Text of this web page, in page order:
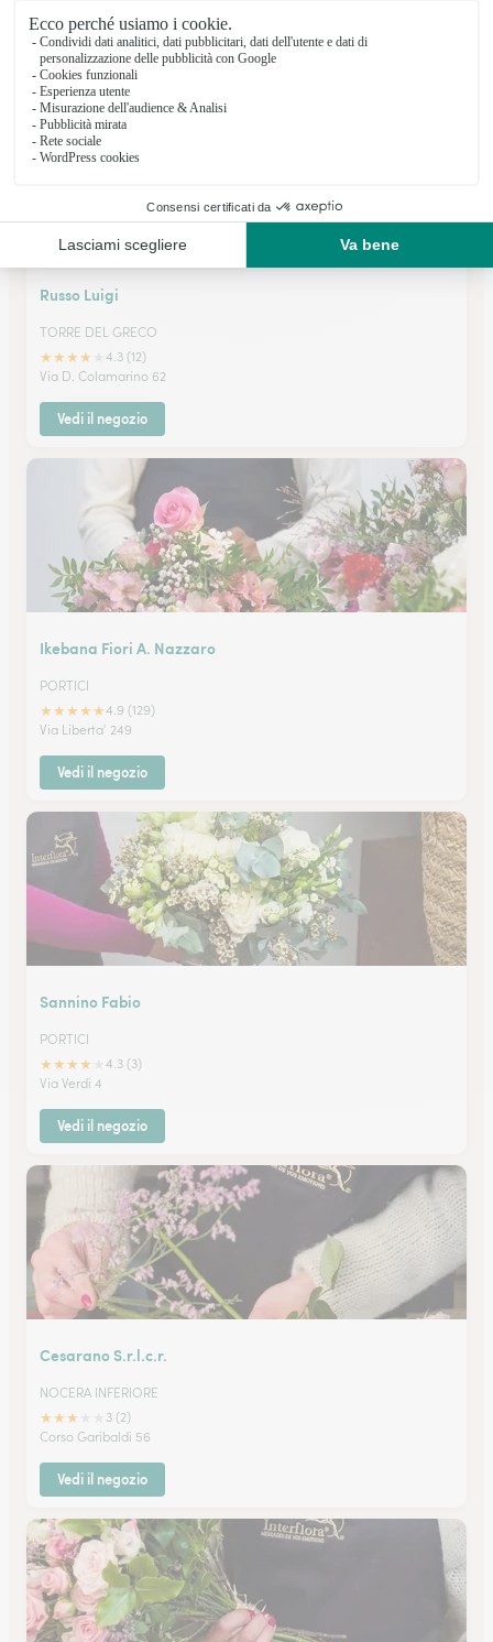
Via G. Marconi 7
Vedi il negozio
Russo Luigi
TORRE DEL GRECO
★★★★
4.3 (12)
Via D. Colamarino 62
Vedi il negozio
Ikebana Fiori A. Nazzaro
PORTICI
★★★★★4.9 (129)
Via Liberta' 249
Vedi il negozio
Sannino Fabio
PORTICI
★★★★
4.3 (3)
Via Verdi 4
Vedi il negozio
Cesarano S.r.l.c.r.
NOCERA INFERIORE
★★★
3 (2)
Corso Garibaldi 56
Vedi il negozio